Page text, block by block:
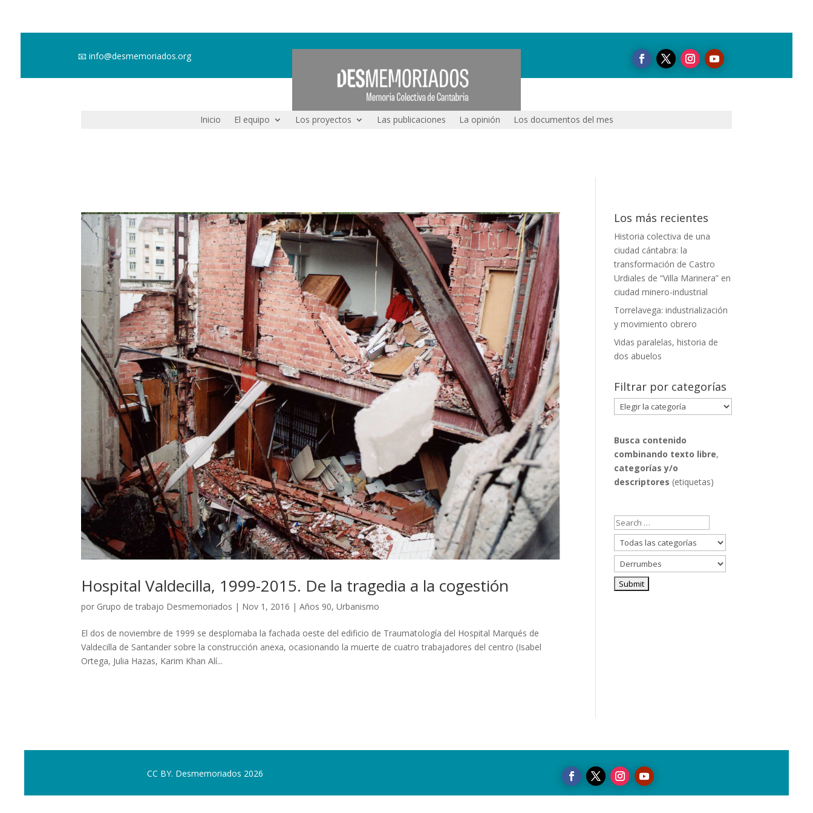
📧info@desmemoriados.org
Inicio El equipo Los proyectos Las publicaciones La opinión Los documentos del mes
Hospital Valdecilla, 1999-2015. De la tragedia a la cogestión
por Grupo de trabajo Desmemoriados | Nov 1, 2016 |Años 90,Urbanismo
El dos de noviembre de 1999 se desplomaba la fachada oeste del edificio de Traumatología del Hospital Marqués de
Valdecilla de Santander sobre la construcción anexa, ocasionando la muerte de cuatro trabajadores del centro (Isabel
Ortega, Julia Hazas, Karim Khan Alí...
Los más recientes
Historia colectiva de una
ciudad cántabra: la
transformación de Castro
Urdiales de “Villa Marinera” en
ciudad minero-industrial
Torrelavega: industrialización
y movimiento obrero
Vidas paralelas, historia de
dos abuelos
Filtrar por categorías
Filtrar
por
Busca contenido
combinando texto libre,
categorías y/o
descriptores (etiquetas)
CC BY. Desmemoriados 2026